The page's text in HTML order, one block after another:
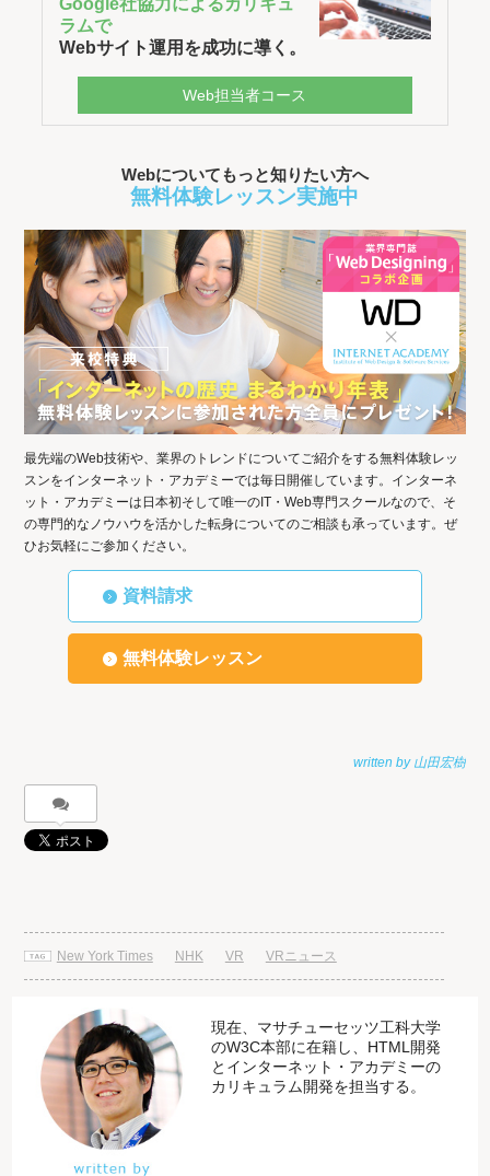
Google社協力によるカリキュ
ラムで
Webサイト運用を成功に導く。
Web担当者コース
Webについてもっと知りたい方へ
無料体験レッスン実施中
最先端のWeb技術や、業界のトレンドについてご紹介をする無料体験レッ
スンをインターネット・アカデミーでは毎日開催しています。インターネ
ット・アカデミーは日本初そして唯一のIT・Web専門スクールなので、そ
の専門的なノウハウを活かした転身についてのご相談も承っています。ぜ
ひお気軽にご参加ください。
資料請求
無料体験レッスン
New York Times NHK VR VRニュース
現在、マサチューセッツ工科大学
のW3C本部に在籍し、HTML開発
とインターネット・アカデミーの
カリキュラム開発を担当する。